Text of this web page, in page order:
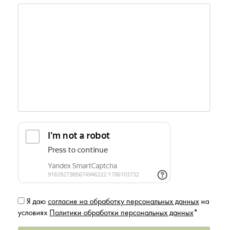
Я даю согласие на обработку персональных данных на
условиях Политики обработки персональных данных*